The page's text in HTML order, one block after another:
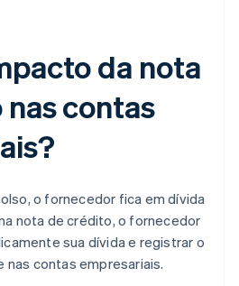
da nota
contas
o fornecedor fica em dívida
nota de crédito, o fornecedor
sua dívida e registrar o
nas contas empresariais.